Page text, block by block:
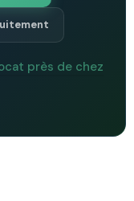
près de chez